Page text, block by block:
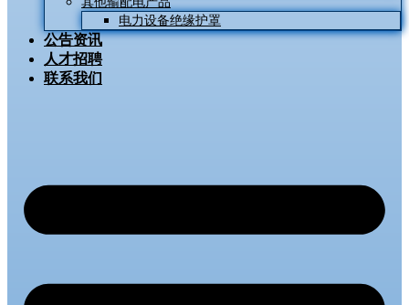
电力设备绝缘护罩
公告资讯
人才招聘
联系我们